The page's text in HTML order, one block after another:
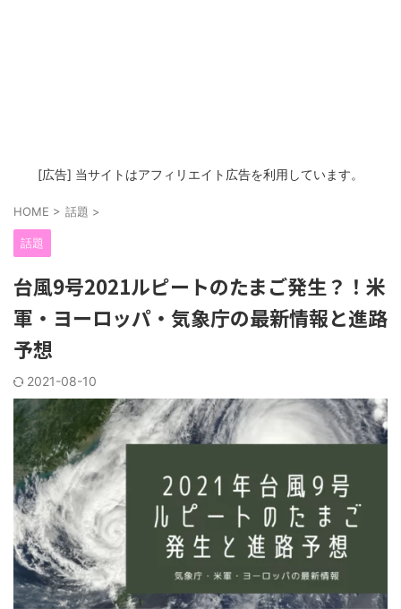
[広告] 当サイトはアフィリエイト広告を利用しています。
HOME > 話題 >
話題
台風9号2021ルピートのたまご発生？！米
軍・ヨーロッパ・気象庁の最新情報と進路
予想
2021-08-10